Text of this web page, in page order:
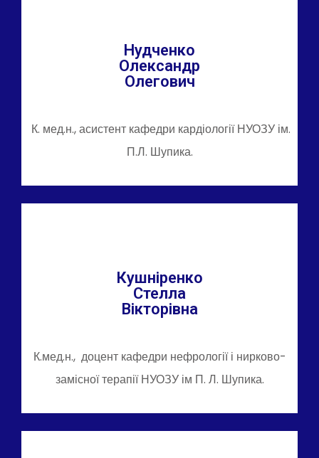
Нудченко
Олександр
Олегович
К. мед.н., асистент кафедри кардіології НУОЗУ ім.
П.Л. Шупика.
Кушніренко
Стелла
Вікторівна
К.мед.н., доцент кафедри нефрології і нирково-
замісної терапії НУОЗУ ім П. Л. Шупика.